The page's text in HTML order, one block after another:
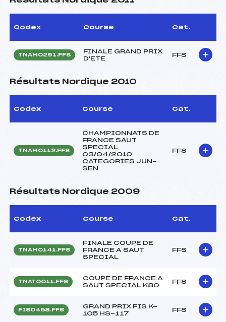
Codex Course Cat.
TNAM0291.FFS
FINALE GRAND PRIX
D'ETE
FFS
Résultats Nordique 2010
Codex Course Cat.
TNAM0112.FFS
CHAMPIONNATS DE
FRANCE SAUT
SPECIAL
03/04/2010
CATEGORIES JUN-
SEN
FFS
Résultats Nordique 2009
Codex Course Cat.
TNAM0141.FFS
FINALE COUPE DE
FRANCE A SAUT
SPECIAL
FFS
TNAT0011.FFS
COUPE DE FRANCE A
SAUT SPECIAL K80
FFS
FIS0458.FFS
GRAND PRIX FIS K-
105 HS-117
FFS